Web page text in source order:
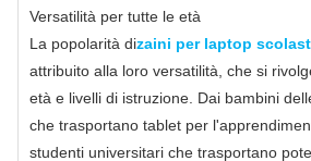
Versatilità per tutte le età
La popolarità dizaini per laptop
attribuito alla loro versatilità, che si
età e livelli di istruzione. Dai bambini
che trasportano tablet per
studenti universitari che trasportano